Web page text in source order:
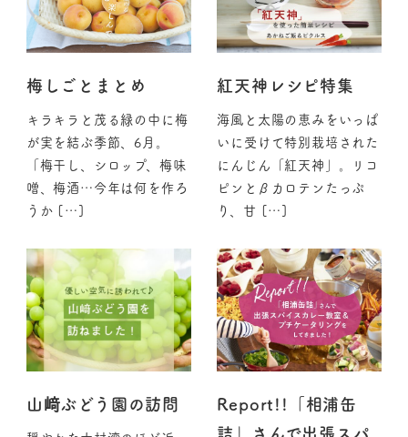
梅しごとまとめ
キラキラと茂る緑の中に梅
が実を結ぶ季節、6月。
「梅干し、シロップ、梅味
噌、梅酒…今年は何を作ろ
うか […]
紅天神レシピ特集
海風と太陽の恵みをいっぱ
いに受けて特別栽培された
にんじん「紅天神」。リコ
ピンとβカロテンたっぷ
り、甘 […]
山﨑ぶどう園の訪問
Report!!「相浦缶